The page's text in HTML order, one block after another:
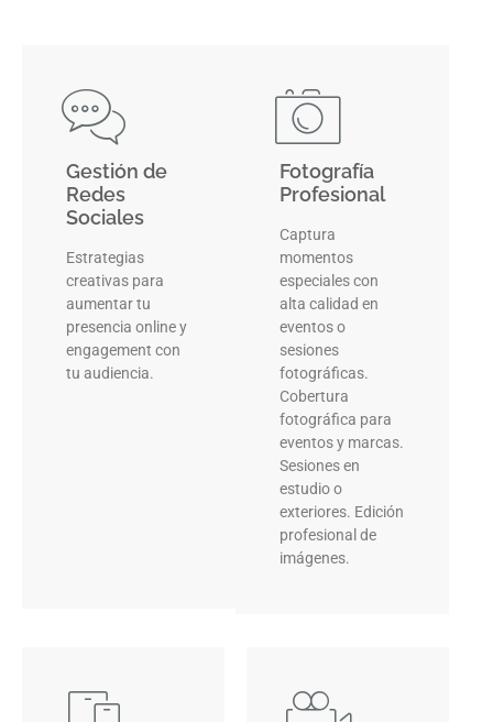
Gestión de
Redes
Sociales
Estrategias
creativas para
aumentar tu
presencia online y
engagement con
tu audiencia.
Fotografía
Profesional
Captura
momentos
especiales con
alta calidad en
eventos o
sesiones
fotográficas.
Cobertura
fotográfica para
eventos y marcas.
Sesiones en
estudio o
exteriores. Edición
profesional de
imágenes.